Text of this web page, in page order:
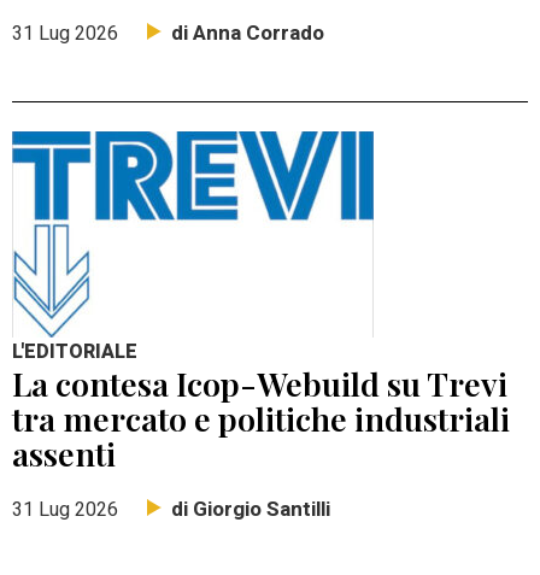
31 Lug 2026 di Anna Corrado
L'EDITORIALE
La contesa Icop-Webuild su Trevi
tra mercato e politiche industriali
assenti
31 Lug 2026 di Giorgio Santilli